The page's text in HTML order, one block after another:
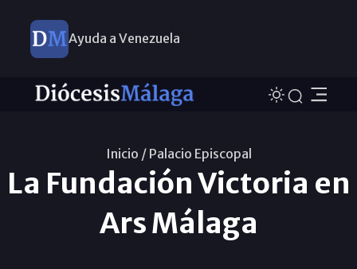
Ayuda a Venezuela
Inicio / Palacio Episcopal
La Fundación Victoria en
Ars Málaga